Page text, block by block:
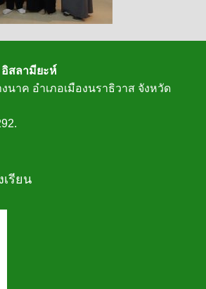
อิสลามียะห์
นาค อำเภอเมืองนราธิวาส จังหวัด
เรียน